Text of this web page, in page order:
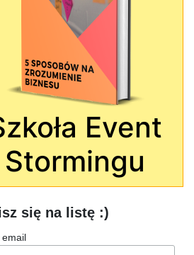
Event
Stormingu
się na listę :)
email